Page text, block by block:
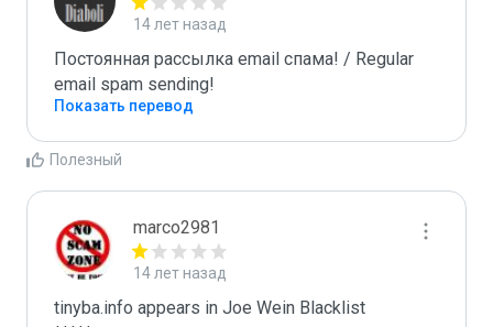
14 лет назад
Постоянная рассылка email спама! / Regular
email spam sending!
Показать перевод
Полезный
marco2981
14 лет назад
tinyba.info appears in Joe Wein Blacklist